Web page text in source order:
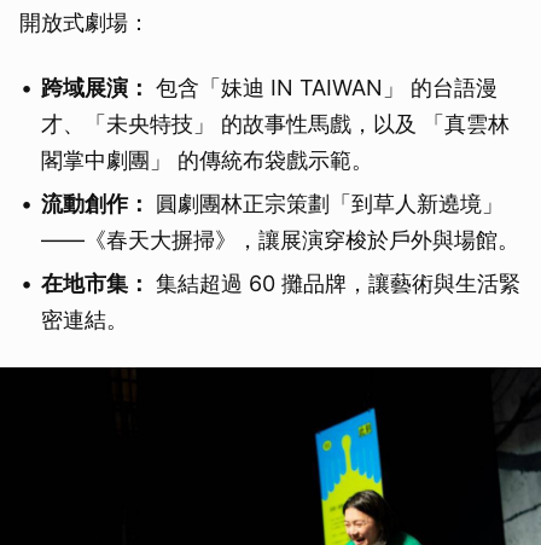
開放式劇場：
跨域展演： 包含「妹迪 IN TAIWAN」 的台語漫
才、「未央特技」 的故事性馬戲，以及 「真雲林
閣掌中劇團」 的傳統布袋戲示範。
流動創作：
圓劇團林正宗策劃「到草人新遶境」
——《春天大摒掃》，讓展演穿梭於戶外與場館。
在地市集： 集結超過 60 攤品牌，讓藝術與生活緊
密連結。